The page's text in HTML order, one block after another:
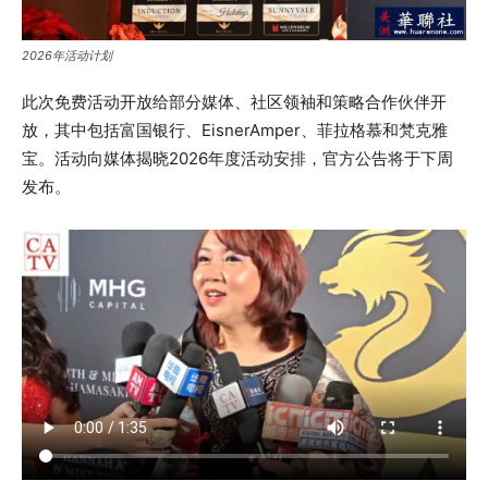
2026年活动计划
此次免费活动开放给部分媒体、社区领袖和策略合作伙伴开
放，其中包括富国银行、EisnerAmper、菲拉格慕和梵克雅
宝。活动向媒体揭晓2026年度活动安排，官方公告将于下周
发布。